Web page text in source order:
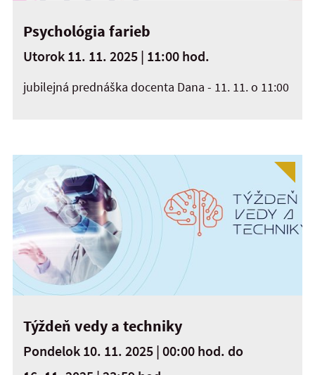
Psychológia farieb
Utorok 11. 11. 2025 | 11:00 hod.
jubilejná prednáška docenta Dana - 11. 11. o 11:00
Týždeň vedy a techniky
Pondelok 10. 11. 2025 | 00:00 hod. do